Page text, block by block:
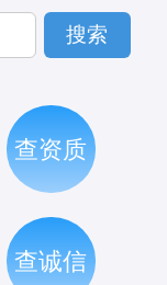
搜索
查资质
查诚信